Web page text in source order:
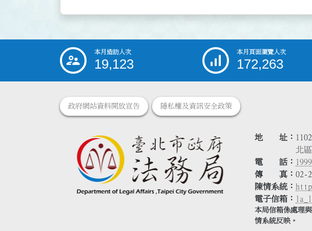
::: 本月造訪人次
19,123
本月頁面瀏覽人次
172,263
政府網站資料開放宣告 隱私權及資訊安全政策
地 址
北區
電 話
1999
傳 真
02-
陳情系統
電子信箱
本局信箱係處理
情系統反映。